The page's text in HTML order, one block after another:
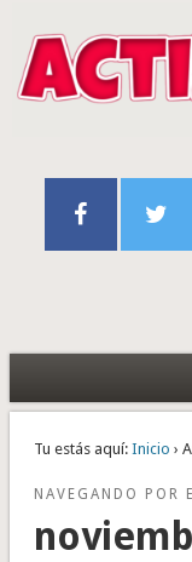
Tu estás aquí: Inicio ›
NAVEGANDO POR